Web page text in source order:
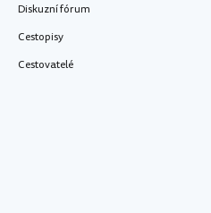
Diskuzní fórum
Cestopisy
Cestovatelé